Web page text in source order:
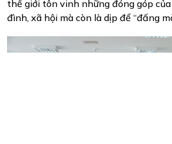
thế giới tôn vinh những đóng góp
đình, xã hội mà còn là dịp để “đấng